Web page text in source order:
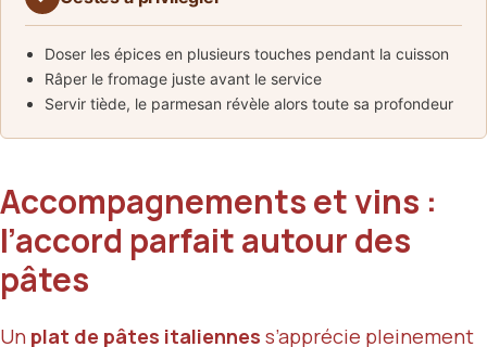
Doser les épices en plusieurs touches pendant la cuisson
Râper le fromage juste avant le service
Servir tiède, le parmesan révèle alors toute sa profondeur
Accompagnements et vins :
l’accord parfait autour des
pâtes
Un plat de pâtes italiennes s’apprécie pleinement